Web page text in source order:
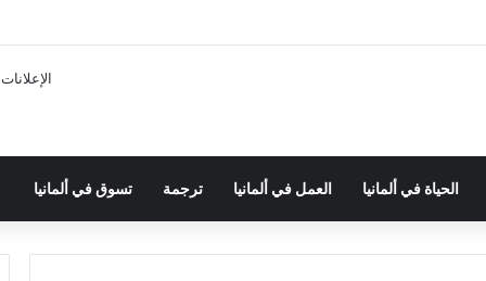
الإعلانات
الحياة في ألمانيا العمل في ألمانيا ترجمة تسوق في ألمانيا